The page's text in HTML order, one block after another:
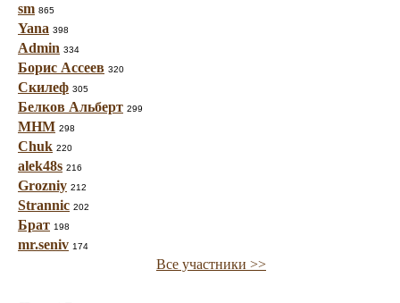
sm 865
Yana 398
Admin 334
Борис Ассеев 320
Скилеф 305
Белков Альберт 299
МНМ 298
Chuk 220
alek48s 216
Grozniy 212
Strannic 202
Брат 198
mr.seniv 174
Все участники >>